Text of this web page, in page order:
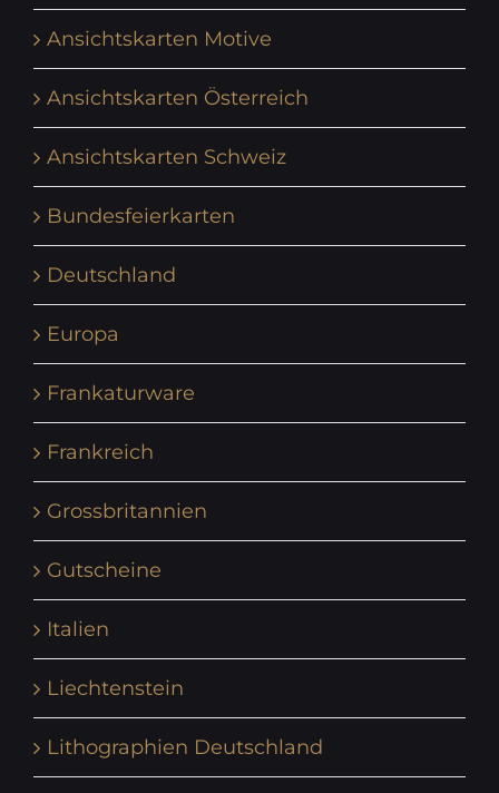
Ansichtskarten Motive
Ansichtskarten Österreich
Ansichtskarten Schweiz
Bundesfeierkarten
Deutschland
Europa
Frankaturware
Frankreich
Grossbritannien
Gutscheine
Italien
Liechtenstein
Lithographien Deutschland